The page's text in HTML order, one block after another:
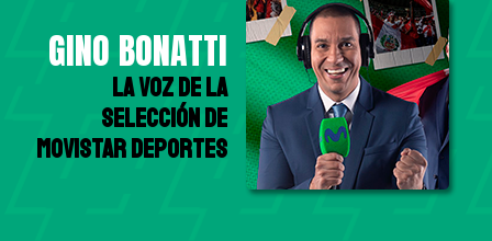
GINO BONATTI
La voz de la
Selección de
Movistar Deportes